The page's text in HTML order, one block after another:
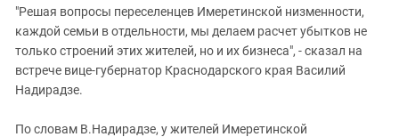
"Решая вопросы переселенцев Имеретинской низменности,
каждой семьи в отдельности, мы делаем расчет убытков не
только строений этих жителей, но и их бизнеса", - сказал на
встрече вице-губернатор Краснодарского края Василий
Надирадзе.
По словам В.Надирадзе, у жителей Имеретинской